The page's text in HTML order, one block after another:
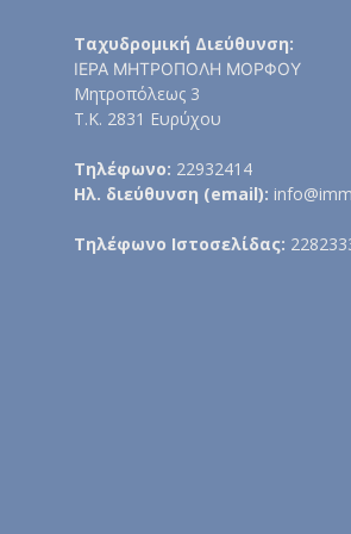
Ταχυδρομική Διεύθυνση:
ΙΕΡΑ ΜΗΤΡΟΠΟΛΗ ΜΟΡΦΟΥ
Μητροπόλεως 3
Τ.Κ. 2831 Ευρύχου
Τηλέφωνο: 22932414
Ηλ. διεύθυνση (email):
Τηλέφωνο Ιστοσελίδας: